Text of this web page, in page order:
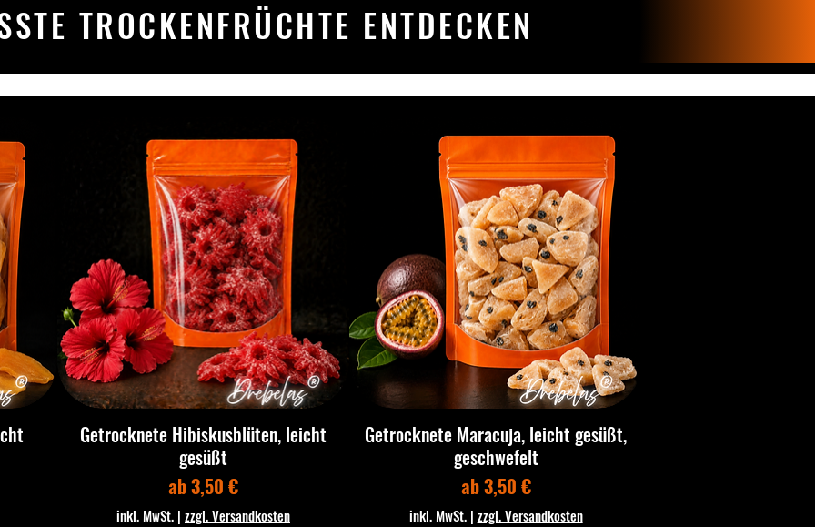
TROCKENFRÜCHTE ENTDECKEN
Getrocknete Hibiskusblüten, leicht
gesüßt
ab3,50 €
Sale-Preis
inkl. MwSt.| zzgl. Versandkosten
Getrocknete Maracuja, leicht gesüßt,
geschwefelt
ab3,50 €
Sale-Preis
inkl. MwSt.| zzgl. Versandkosten